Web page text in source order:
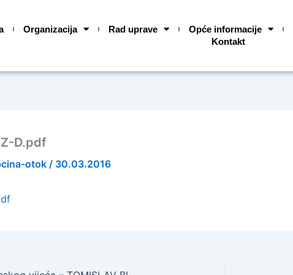
Organizacija Rad uprave Opće informacije
Kontakt
D.pdf
otok / 30.03.2016